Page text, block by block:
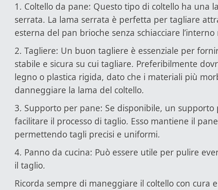
1. Coltello da pane: Questo tipo di coltello ha una
serrata. La lama serrata è perfetta per tagliare
esterna del pan brioche senza schiacciare
2. Tagliere: Un buon tagliere è essenziale per
stabile e sicura su cui tagliare. Preferibilmente
legno o plastica rigida, dato che i materiali più
danneggiare la lama del coltello.
3. Supporto per pane: Se disponibile, un
facilitare il processo di taglio. Esso mantiene il
permettendo tagli precisi e uniformi.
4. Panno da cucina: Può essere utile per pulire
il taglio.
Ricorda sempre di maneggiare il coltello con cura